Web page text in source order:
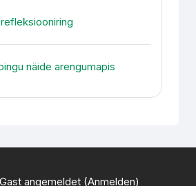
näide arengumapis
angemeldet (Anmelden)